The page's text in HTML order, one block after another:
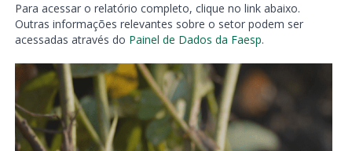
Para acessar o relatório completo, clique no link abaixo.
Outras informações relevantes sobre o setor podem ser
acessadas através do Painel de Dados da Faesp.